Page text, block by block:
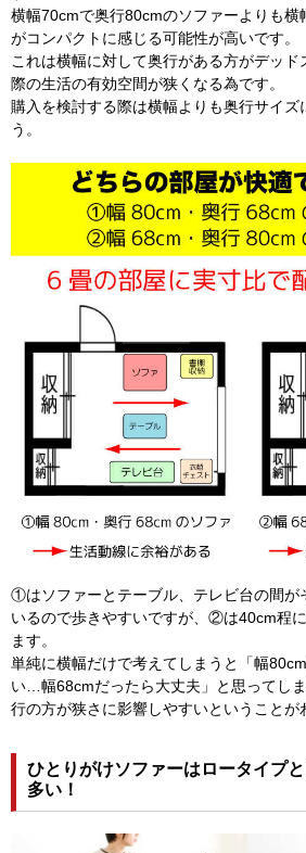
横幅70cmで奥行80cmのソファーよりも
がコンパクトに感じる可能性が高いです。
これは横幅に対して奥行がある方がデッ
際の生活の有効空間が狭くなる為です。
購入を検討する際は横幅よりも奥行サイズ
う。
①はソファーとテーブル、テレビ台の間が
いるので歩きやすいですが、②は40cm程
ます。
単純に横幅だけで考えてしまうと「幅
い…幅68cmだったら大丈夫」と思ってし
行の方が狭さに影響しやすいということが
ひとりがけソファーはロータイプ
多い！